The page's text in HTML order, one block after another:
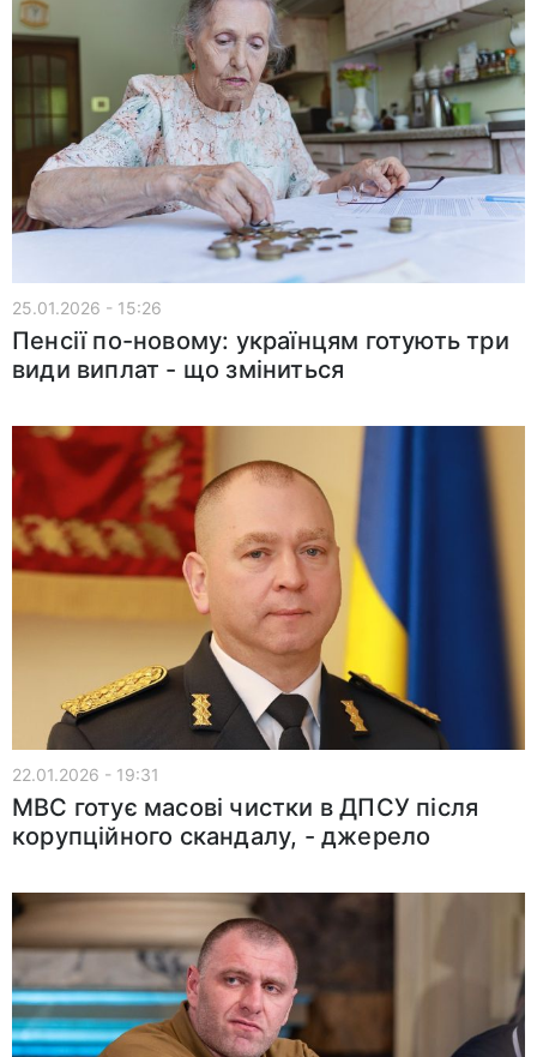
25.01.2026 - 15:26
Пенсії по-новому: українцям готують три
види виплат - що зміниться
22.01.2026 - 19:31
МВС готує масові чистки в ДПСУ після
корупційного скандалу, - джерело